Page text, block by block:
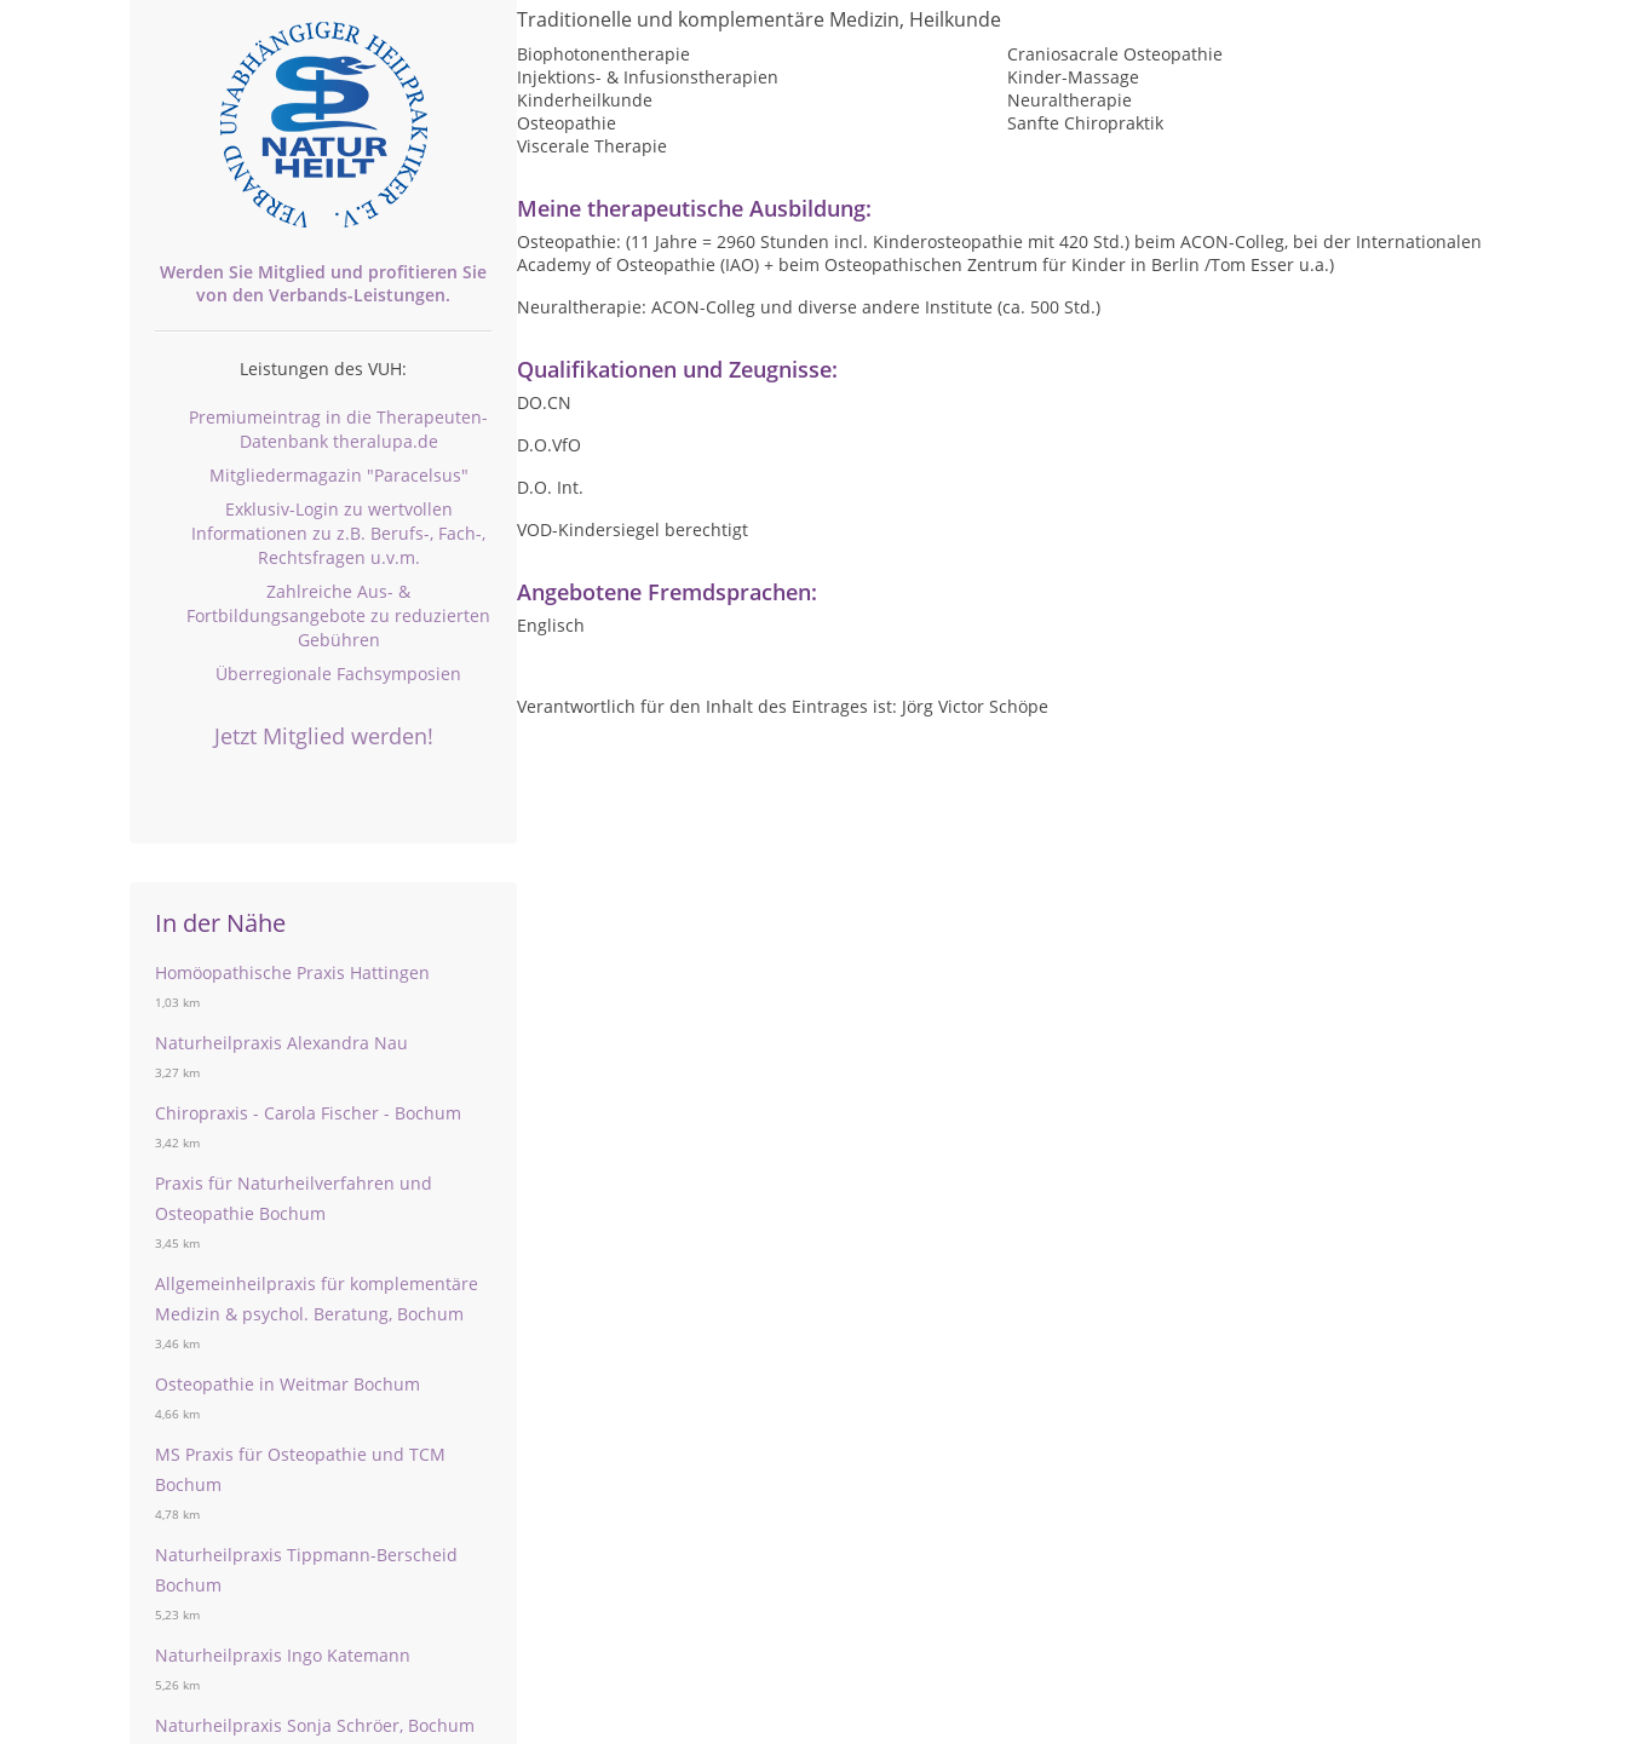
Werden Sie Mitglied und profitieren Sie
von den Verbands-Leistungen.
Leistungen des VUH:
Premiumeintrag in die Therapeuten-
Datenbank theralupa.de
Mitgliedermagazin "Paracelsus"
Exklusiv-Login zu wertvollen
Informationen zu z.B. Berufs-, Fach-,
Rechtsfragen u.v.m.
Zahlreiche Aus- &
Fortbildungsangebote zu reduzierten
Gebühren
Überregionale Fachsymposien
Jetzt Mitglied werden!
In der Nähe
Homöopathische Praxis Hattingen
1,03 km
Naturheilpraxis Alexandra Nau
3,27 km
Chiropraxis - Carola Fischer - Bochum
3,42 km
Praxis für Naturheilverfahren und
Osteopathie Bochum
3,45 km
Allgemeinheilpraxis für komplementäre
Medizin & psychol. Beratung, Bochum
3,46 km
Osteopathie in Weitmar Bochum
4,66 km
MS Praxis für Osteopathie und TCM
Bochum
4,78 km
Naturheilpraxis Tippmann-Berscheid
Bochum
5,23 km
Naturheilpraxis Ingo Katemann
5,26 km
Naturheilpraxis Sonja Schröer, Bochum
Traditionelle und komplementäre Medizin, Heilkunde
Biophotonentherapie
Craniosacrale Osteopathie
Injektions- & Infusionstherapien
Kinder-Massage
Kinderheilkunde
Neuraltherapie
Osteopathie
Sanfte Chiropraktik
Viscerale Therapie
Meine therapeutische Ausbildung:
Osteopathie: (11 Jahre = 2960 Stunden incl. Kinderosteopathie mit 420 Std.) beim ACON-Colleg, bei der Internationalen
Academy of Osteopathie (IAO) + beim Osteopathischen Zentrum für Kinder in Berlin /Tom Esser u.a.)
Neuraltherapie: ACON-Colleg und diverse andere Institute (ca. 500 Std.)
Qualifikationen und Zeugnisse:
DO.CN
D.O.VfO
D.O. Int.
VOD-Kindersiegel berechtigt
Angebotene Fremdsprachen:
Englisch
Verantwortlich für den Inhalt des Eintrages ist: Jörg Victor Schöpe